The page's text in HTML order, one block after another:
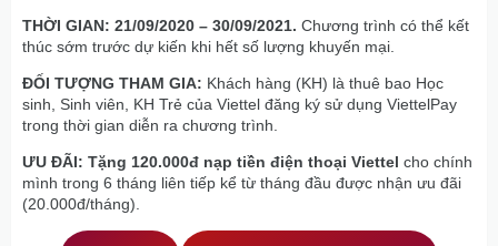
THỜI GIAN: 21/09/2020 – 30/09/2021. Chương trình có thể kết
thúc sớm trước dự kiến khi hết số lượng khuyến mại.
ĐỐI TƯỢNG THAM GIA: Khách hàng (KH) là thuê bao Học
sinh, Sinh viên, KH Trẻ của Viettel đăng ký sử dụng ViettelPay
trong thời gian diễn ra chương trình.
ƯU ĐÃI: Tặng 120.000đ nạp tiền điện thoại Viettel cho chính
mình trong 6 tháng liên tiếp kể từ tháng đầu được nhận ưu đãi
(20.000đ/tháng).